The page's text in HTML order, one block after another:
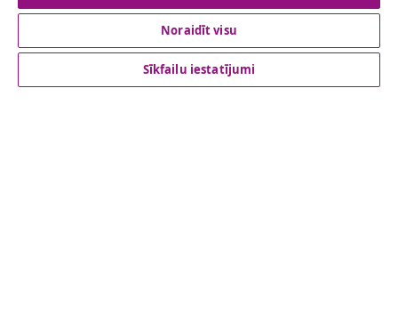
klientu apkalpoanaš
Noraidīt visu
Sīkfailu iestatījumi